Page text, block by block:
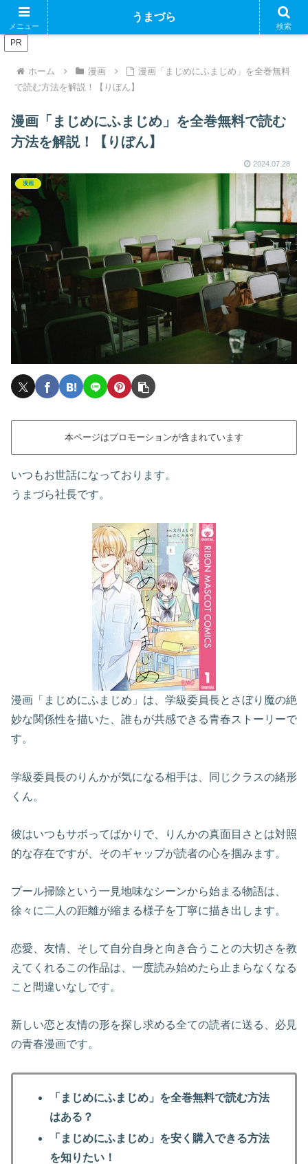
ブログで収益化できるかやってみるブログ
PR
ホーム 漫画
漫画「まじめにふまじめ」を全巻無料
で読む方法を解説！【りぼん】
漫画「まじめにふまじめ」を全巻無料で読む
方法を解説！【りぼん】
2024.07.28
漫画
本ページはプロモーションが含まれています
いつもお世話になっております。
うまづら社長です。
漫画「まじめにふまじめ」は、学級委員長とさぼり魔の絶
妙な関係性を描いた、誰もが共感できる青春ストーリーで
す。
学級委員長のりんかが気になる相手は、同じクラスの緒形
くん。
彼はいつもサボってばかりで、りんかの真面目さとは対照
的な存在ですが、そのギャップが読者の心を掴みます。
プール掃除という一見地味なシーンから始まる物語は、
徐々に二人の距離が縮まる様子を丁寧に描き出します。
恋愛、友情、そして自分自身と向き合うことの大切さを教
えてくれるこの作品は、一度読み始めたら止まらなくなる
こと間違いなしです。
新しい恋と友情の形を探し求める全ての読者に送る、必見
の青春漫画です。
「まじめにふまじめ」を全巻無料で読む方法
はある？
「まじめにふまじめ」を安く購入できる方法
を知りたい！
メニュー
うまづら
検索